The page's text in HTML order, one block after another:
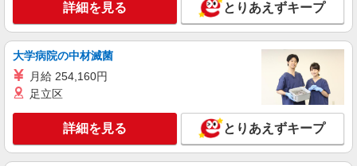
キープ 詳細を見る
すき家 11号高松屋島店
すき家の店舗スタッフ（接客・調理・清掃な
時給1,070円 ※22:00〜翌5:00：時給1,338円 ※
高校生時給1,040円 ※早朝手当（5:00〜9:00）時給
＋150円
香川県高松市高松町3009-9
詳細を見る とりあえずキープ
大学病院の中材滅菌
月給 254,160円
足立区
詳細を見る とりあえずキープ